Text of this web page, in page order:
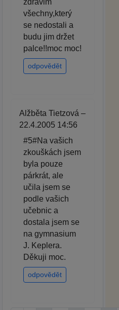
zdravim
všechny,který
se nedostali a
budu jim držet
palce!!moc moc!
odpovědět
Alžběta Tietzová –
22.4.2005 14:56
#5#Na vašich
zkouškách jsem
byla pouze
párkrát, ale
učila jsem se
podle vašich
učebnic a
dostala jsem se
na gymnasium
J. Keplera.
Děkuji moc.
odpovědět